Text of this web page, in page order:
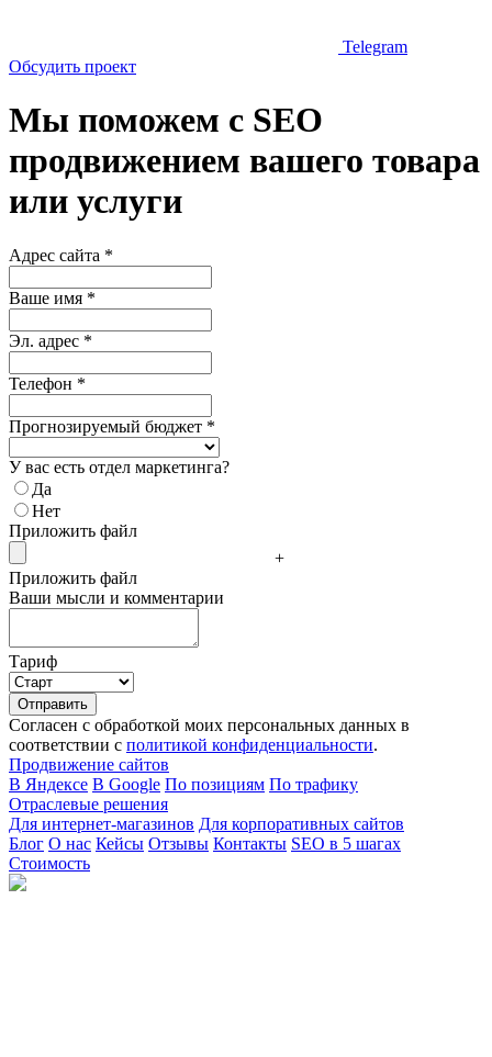
Telegram
Обсудить проект
Мы поможем с SEO
продвижением вашего товара
или услуги
Адрес сайта *
Ваше имя *
Эл. адрес *
Телефон *
Прогнозируемый бюджет *
У вас есть отдел маркетинга?
Да
Нет
Приложить файл
+
Приложить файл
Ваши мысли и комментарии
Тариф
Согласен с обработкой моих персональных данных в
соответствии с политикой конфиденциальности.
Продвижение сайтов
В Яндексе В Google По позициям По трафику
Отраслевые решения
Для интернет-магазинов Для корпоративных сайтов
Блог О нас Кейсы Отзывы Контакты SEO в 5 шагах
Стоимость